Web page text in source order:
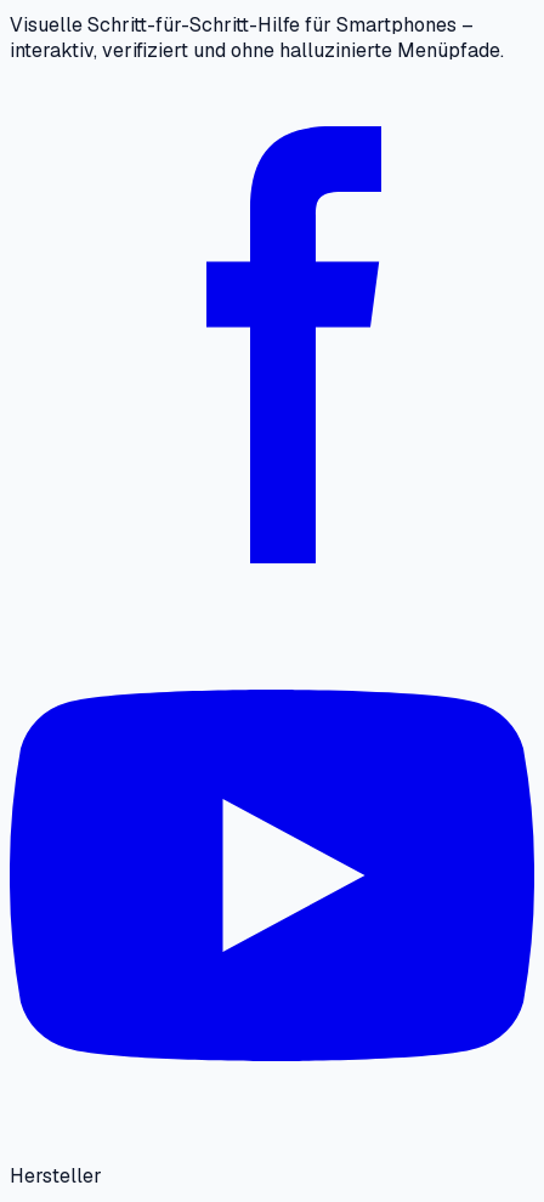
Visuelle Schritt-für-Schritt-Hilfe für Smartphones –
interaktiv, verifiziert und ohne halluzinierte Menüpfade.
Hersteller